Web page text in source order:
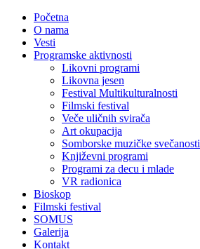
Početna
O nama
Vesti
Programske aktivnosti
Likovni programi
Likovna jesen
Festival Multikulturalnosti
Filmski festival
Veče uličnih svirača
Art okupacija
Somborske muzičke svečanosti
Književni programi
Programi za decu i mlade
VR radionica
Bioskop
Filmski festival
SOMUS
Galerija
Kontakt